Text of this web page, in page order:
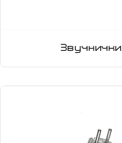
Звучнички